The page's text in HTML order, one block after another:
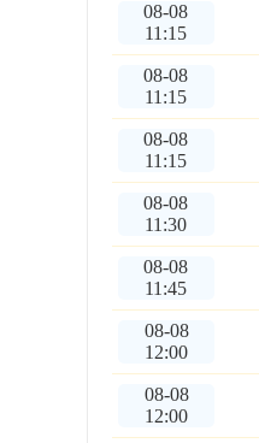
08-08
11:15
08-08
11:15
08-08
11:15
08-08
11:30
08-08
11:45
08-08
12:00
08-08
12:00